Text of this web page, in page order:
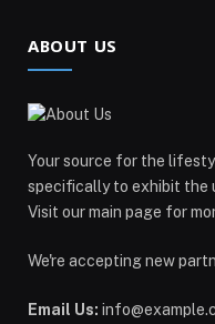
ABOUT US
Your source for the
specifically to exhibit the
Visit our main page for
We're accepting new
Email Us: